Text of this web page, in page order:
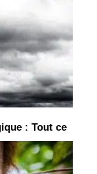
: Tout ce